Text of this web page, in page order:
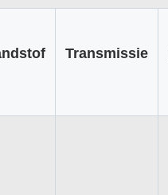
Transmissie